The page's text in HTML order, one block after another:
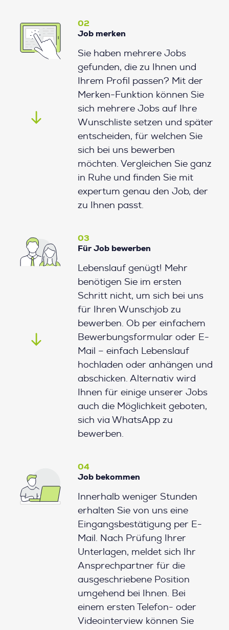
02
Job merken
Sie haben mehrere Jobs
gefunden, die zu Ihnen und
Ihrem Profil passen? Mit der
Merken-Funktion können Sie
sich mehrere Jobs auf Ihre
Wunschliste setzen und später
entscheiden, für welchen Sie
sich bei uns bewerben
möchten. Vergleichen Sie ganz
in Ruhe und finden Sie mit
expertum genau den Job, der
zu Ihnen passt.
03
Für Job bewerben
Lebenslauf genügt! Mehr
benötigen Sie im ersten
Schritt nicht, um sich bei uns
für Ihren Wunschjob zu
bewerben. Ob per einfachem
Bewerbungsformular oder E-
Mail – einfach Lebenslauf
hochladen oder anhängen und
abschicken. Alternativ wird
Ihnen für einige unserer Jobs
auch die Möglichkeit geboten,
sich via WhatsApp zu
bewerben.
04
Job bekommen
Innerhalb weniger Stunden
erhalten Sie von uns eine
Eingangsbestätigung per E-
Mail. Nach Prüfung Ihrer
Unterlagen, meldet sich Ihr
Ansprechpartner für die
ausgeschriebene Position
umgehend bei Ihnen. Bei
einem ersten Telefon- oder
Videointerview können Sie